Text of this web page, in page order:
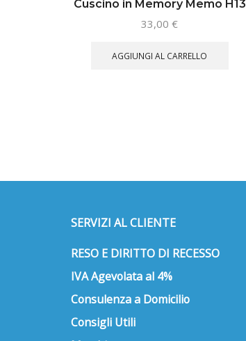
Cuscino in Memory Memo H13
33,00€
AGGIUNGI AL CARRELLO
SERVIZI AL CLIENTE
RESO E DIRITTO DI RECESSO
IVA Agevolata al 4%
Consulenza a Domicilio
Consigli Utili